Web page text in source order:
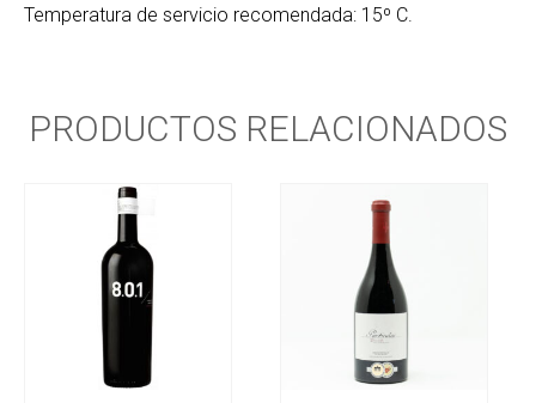
Temperatura de servicio recomendada: 15º C.
PRODUCTOS RELACIONADOS